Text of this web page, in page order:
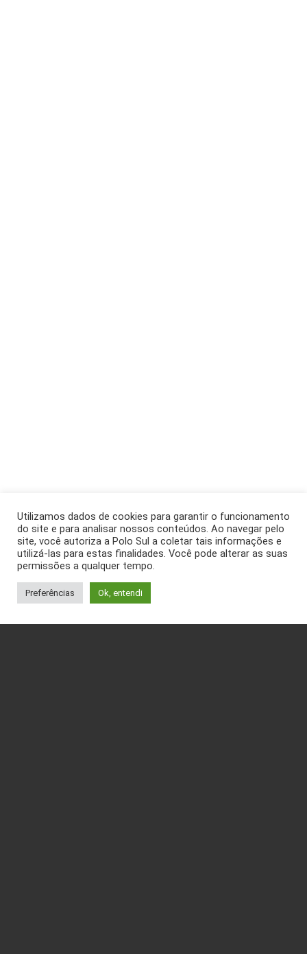
Utilizamos dados de cookies para garantir o funcionamento
do site e para analisar nossos conteúdos. Ao navegar pelo
site, você autoriza a Polo Sul a coletar tais informações e
utilizá-las para estas finalidades. Você pode alterar as suas
permissões a qualquer tempo.
Preferências Ok, entendi